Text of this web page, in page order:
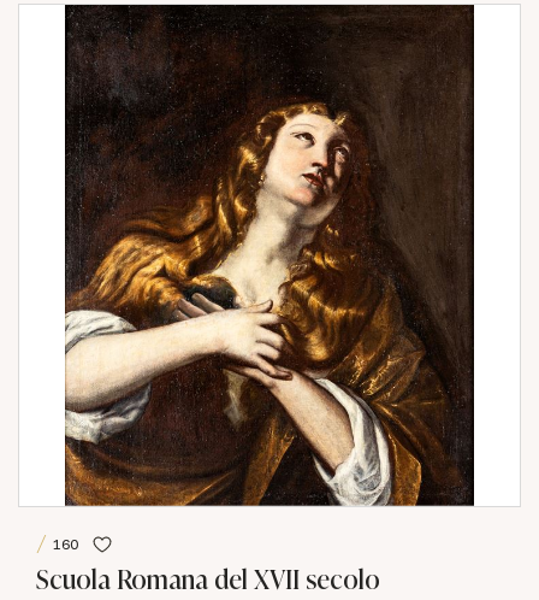
160
Scuola Romana del XVII secolo